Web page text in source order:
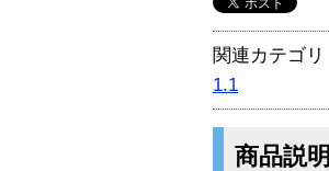
関連カテゴリ
1.1
商品説明